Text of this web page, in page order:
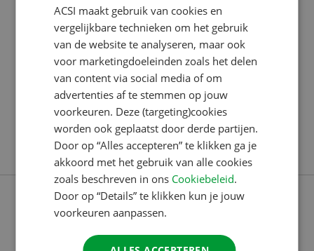
Dilek: van klantenservice tot
ACSI Awards
Dilek begon in 2016 bij het Customer Contact
Center. “Ik kom oorspronkelijk uit Berlijn, Duitsland,
en ik wilde per se iets doen waarbij ik Duits kon
blijven spreken. Ik had nog geen werkervaring,
behalve een maand in een winkel, en sprak ook nog
geen goed Nederlands. Via een uitzendbureau kwam
ik bij ACSI terecht. Ik
Lees verder
FRENCH
GERMAN
SPANISH
SWEDISH
ACSI maakt gebruik van cookies en
vergelijkbare technieken om het gebruik
van de website te analyseren, maar ook
voor marketingdoeleinden zoals het delen
van content via social media of om
advertenties af te stemmen op jouw
voorkeuren. Deze (targeting)cookies
worden ook geplaatst door derde partijen.
Door op “Alles accepteren” te klikken ga je
akkoord met het gebruik van alle cookies
zoals beschreven in ons Cookiebeleid.
Door op “Details” te klikken kun je jouw
voorkeuren aanpassen.